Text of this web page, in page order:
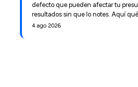
defecto que pueden afectar tu
resultados sin que lo notes. Aquí
4 ago 2026